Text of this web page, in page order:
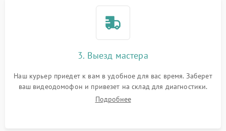
3. Выезд мастера
Наш курьер приедет к вам в удобное для вас время. Заберет
ваш видеодомофон и привезет на склад для диагностики.
Подробнее